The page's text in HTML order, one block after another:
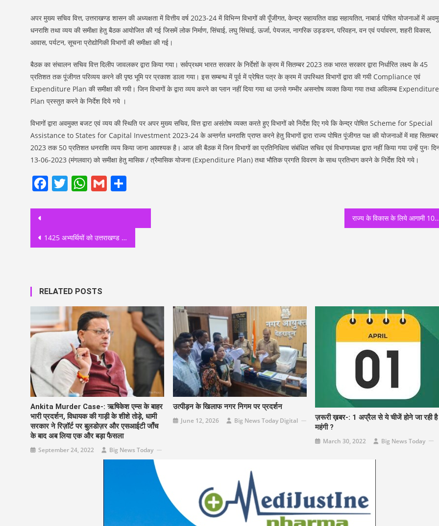
अपर मुख्य सचिव वित्त, उत्तराखण्ड शासन की अध्यक्षता में वित्तीय वर्ष 2023-24 में विभिन्न विभागों की पूँजीगत, केन्द्र सहायतित वाह्य सहायतित, नाबार्ड पोषित योजनाओं में
धनराशि तथा व्यय की समीक्षा हेतु बैठक आयोजित की गई जिसमें लोक निर्माण, सिंचाई, लघु सिंचाई, ऊर्जा, पेयजल, नागरिक उड्डयन, परिवहन, वन एवं पर्यावरण, शहरी विकास,
आवास, पर्यटन, सूचना प्रोद्योगिकी विभागों की समीक्षा की गई।
बैठक का संचालन सचिव वित्त दिलीप जावलकर द्वारा किया गया। सर्वप्रथम भारत सरकार के निर्देशों के क्रम में सितम्बर 2023 तक भारत सरकार द्वारा निर्धारित लक्ष्य के 45
प्रतिशत तक पूंजीगत परिव्यय करने की पृष्ठ भूमि पर प्रकाश डाला गया। इस सम्बन्ध में पूर्व में प्रेषित पत्र के क्रम में उपस्थित विभागों द्वारा की गयी Compliance एवं
Expenditure Plan की समीक्षा की गयी। जिन विभागों के द्वारा व्यय करने का प्लान नहीं दिया गया था उनसे गम्भीर असन्तोष व्यक्त किया गया तथा अविलम्ब Expenditure
Plan प्रस्तुत करने के निर्देश दिये गये ।
विभागों द्वारा अवमुक्त बजट एवं व्यय की स्थिति पर अपर मुख्य सचिव, वित्त द्वारा असंतोष व्यक्त करते हुए विभागों को निर्देश दिए गये कि केन्द्र पोषित Scheme for Special
Assistance to States for Capital Investment 2023-24 के अन्तर्गत धनराशि प्राप्त करने हेतु विभागों द्वारा राज्य पोषित पूंजीगत पक्ष की योजनाओं में माह सितम्बर
2023 तक 50 प्रतिशत धनराशि व्यय किया जाना आवश्यक है। आज की बैठक में जिन विभागों का प्रतिनिधित्व संबंधित सचिव एवं विभागाध्यक्ष द्वारा नहीं किया गया उन्हें पुनः
13-06-2023 (मंगलवार) को समीक्षा हेतु मासिक / त्रैमासिक योजना (Expenditure Plan) तथा भौतिक प्रगति विवरण के साथ प्रतिभाग करने के निर्देश दिये गये।
Facebook
Twitter
WhatsApp
Gmail
Post
navigation
1425 अभ्यर्थियों को उत्तराखण्ड पुलिस में नियुक्ति दी गई
राज्य के विकास के लिये आगामी 10 सालों का किया जा रहा है रोड मैप तैयार, आगामी इंवेस्टर समिट से 2 लाख करोड़ के निवेश का रखा गया है लक्ष्य
RELATED POSTS
Ankita Murder Case-: ऋषिकेश एम्स के बाहर
भारी प्रदर्शन, विधायक की गाड़ी के शीशे तोड़े, धामी
सरकार ने रिज़ॉर्ट पर बुलडोज़र और एसआईटी जाँच
के बाद अब लिया एक और बड़ा फैसला
September 24, 2022 Big News Today
उत्पीड़न के खिलाफ नगर निगम पर प्रदर्शन
June 12, 2026 Big News Today Digital
ज़रूरी ख़बर-: 1 अप्रैल से ये चीजें होने जा रही है
महंगी ?
March 30, 2022 Big News Today